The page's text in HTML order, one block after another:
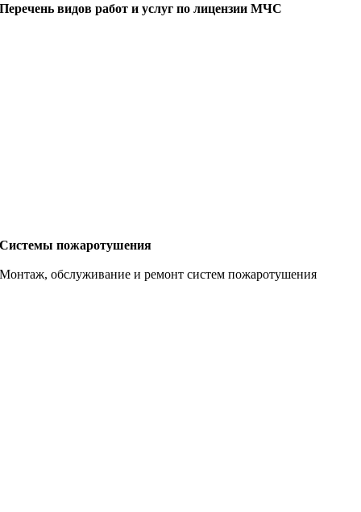
Перечень видов работ и услуг по лицензии МЧС
Системы пожаротушения
Монтаж, обслуживание и ремонт систем пожаротушения